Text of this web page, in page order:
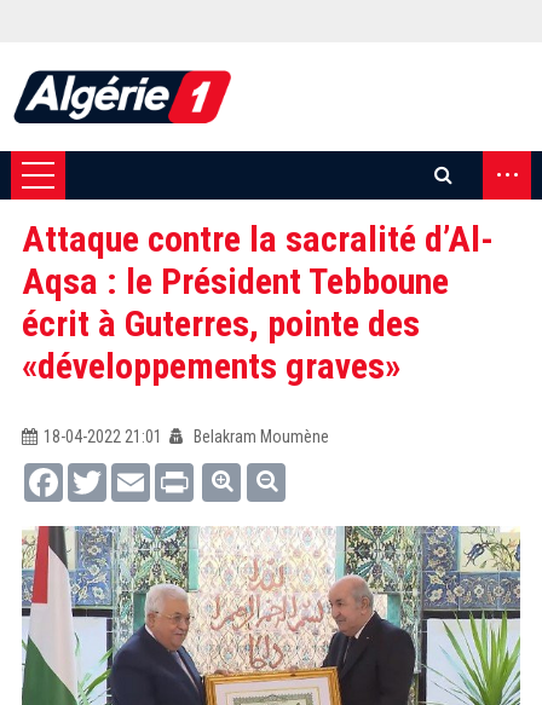
...
Attaque contre la sacralité d’Al-
Aqsa : le Président Tebboune
écrit à Guterres, pointe des
«développements graves»
18-04-2022 21:01
Belakram Moumène
FacebookTwitterEmail Print